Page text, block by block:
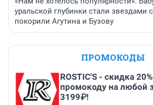
уральской глубинки стали звездами
покорили Агутина и Бузову
ПРОМОКОДЫ
ROSTIC'S - скидка
промокоду на любой
3199₽!